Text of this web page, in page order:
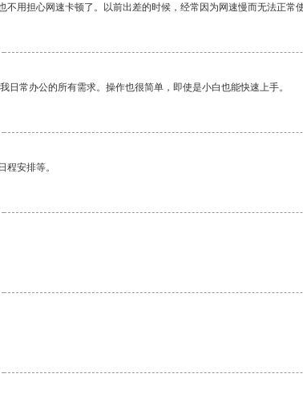
用担心网速卡顿了。以前出差的时候，经常因为网速慢而无法正常
常办公的所有需求。操作也很简单，即使是小白也能快速上手。
安排等。